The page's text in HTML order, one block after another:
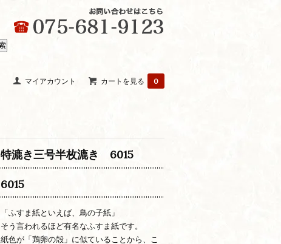
マイアカウント カートを見る 0
特漉き三号半枚漉き 6015
6015
「ふすま紙といえば、鳥の子紙」
そう言われるほど有名なふすま紙です。
紙色が「鶏卵の殻」に似ていることから、こ